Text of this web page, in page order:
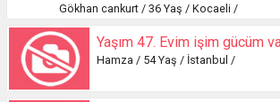
Gökhan cankurt / 36 Yaş / Kocaeli /
Hamza / 54 Yaş / İstanbul /